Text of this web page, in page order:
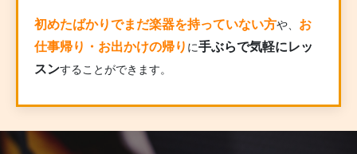
初めたばかりでまだ楽器を持っていない方や、 お
仕事帰り・お出かけの帰り に手ぶらで気軽にレッ
スンすることができます。